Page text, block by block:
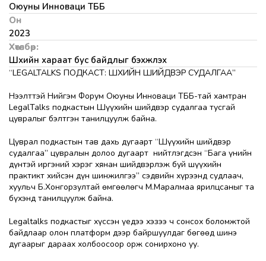
Оюуны Инноваци ТББ
Он
2023
Хөтөлбөр:
Шүүхийн хараат бус байдлыг бэхжүүлэх
“LEGALTALKS ПОДКАСТ: ШҮҮХИЙН ШИЙДВЭР СУДАЛГАА”
Нээлттэй Нийгэм Форум Оюуны Инноваци ТББ-тай хамтран
LegalTalks подкастын Шүүхийн шийдвэр судалгаа тусгай
цувралыг бэлтгэн танилцуулж байна.
Цуврал подкастын тав дахь дугаарт “Шүүхийн шийдвэр
судалгаа” цувралын долоо дугаарт нийтлэгдсэн “Бага үнийн
дүнтэй иргэний хэрэг хянан шийдвэрлэж буй шүүхийн
практикт хийсэн дүн шинжилгээ” сэдвийн хүрээнд судлаач,
хуульч Б.Хонгорзултай өмгөөлөгч М.Маралмаа ярилцсаныг та
бүхэнд танилцуулж байна.
Legaltalks подкастыг хүссэн үедээ хэзээ ч сонсох боломжтой
байдлаар олон платформ дээр байршуулдаг бөгөөд шинэ
дугаарыг дараах холбоосоор орж сонирхоно уу.